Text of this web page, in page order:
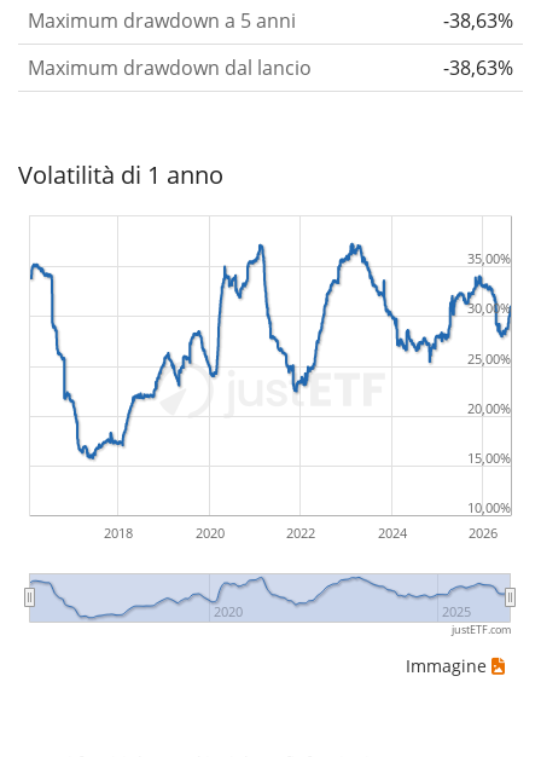
Maximum drawdown a 5 anni
-38,63%
Maximum drawdown dal lancio
-38,63%
Volatilità di 1 anno
2018 2020 2022 2024 2026
2020 2025
10,00%
15,00%
20,00%
25,00%
30,00%
35,00%
justETF.com
Immagine